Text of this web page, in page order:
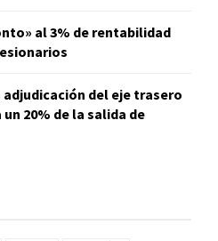
al 3% de rentabilidad
del eje trasero
20% de la salida de